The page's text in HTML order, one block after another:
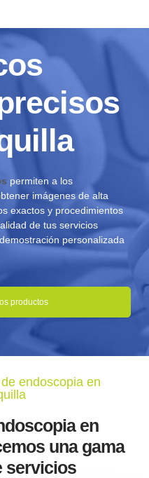
permiten a los
imágenes de alta
exactos y procedimientos
de tus servicios
personalizada
productos
endoscopia en
en
una gama
servicios